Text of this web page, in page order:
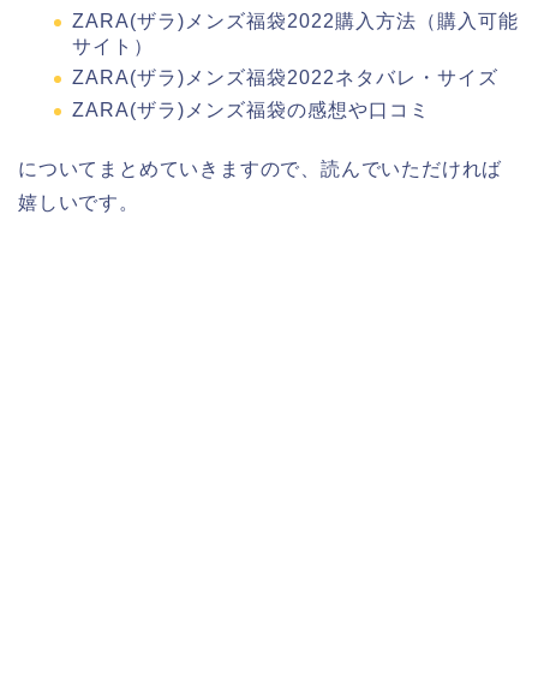
ZARA(ザラ)メンズ福袋2022購入方法（購入可能
サイト）
ZARA(ザラ)メンズ福袋2022ネタバレ・サイズ
ZARA(ザラ)メンズ福袋の感想や口コミ
についてまとめていきますので、読んでいただければ
嬉しいです。